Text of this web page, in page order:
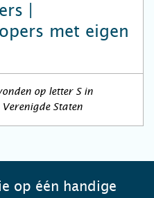
|
met eigen
op letter S in
Staten
op één handige